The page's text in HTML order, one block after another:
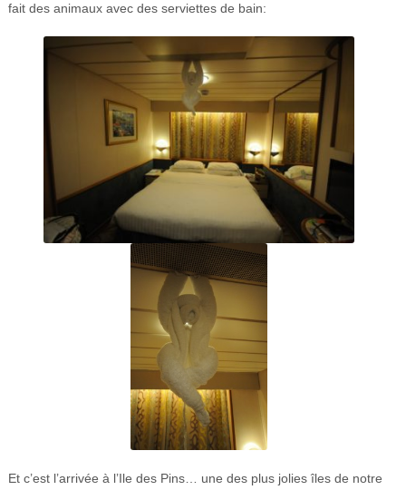
fait des animaux avec des serviettes de bain:
Et c’est l’arrivée à l’Ile des Pins… une des plus jolies îles de notre